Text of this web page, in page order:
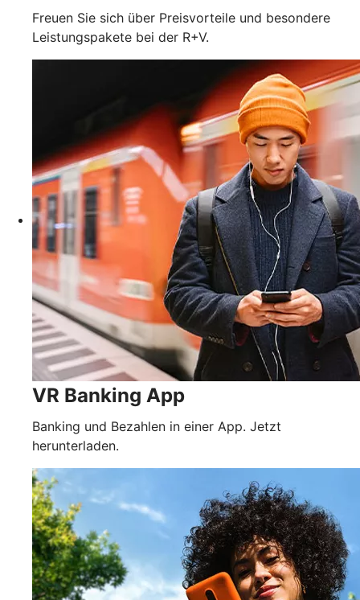
Freuen Sie sich über Preisvorteile und besondere
Leistungspakete bei der R+V.
VR Banking App
Banking und Bezahlen in einer App. Jetzt
herunterladen.